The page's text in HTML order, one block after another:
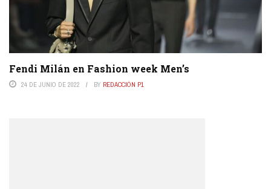
Fendi Milán en Fashion week Men’s
24 DE JUNIO DE 2022 BY REDACCIÓN P1